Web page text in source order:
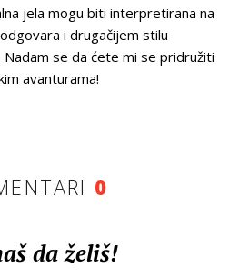
jela mogu biti interpretirana na
i drugačijem stilu
Nadam se da ćete mi se pridružiti
avanturama!
0
da želiš!